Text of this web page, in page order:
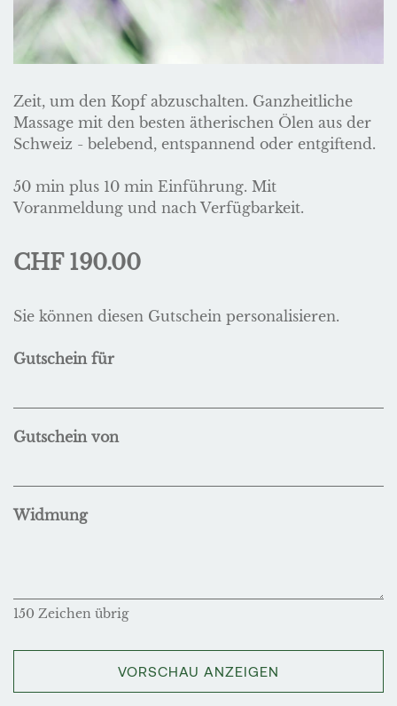
Zeit, um den Kopf abzuschalten. Ganzheitliche
Massage mit den besten ätherischen Ölen aus der
Schweiz - belebend, entspannend oder entgiftend.
50 min plus 10 min Einführung. Mit
Voranmeldung und nach Verfügbarkeit.
CHF 190.00
Sie können diesen Gutschein personalisieren.
Gutschein für
Gutschein von
Widmung
150 Zeichen übrig
VORSCHAU ANZEIGEN